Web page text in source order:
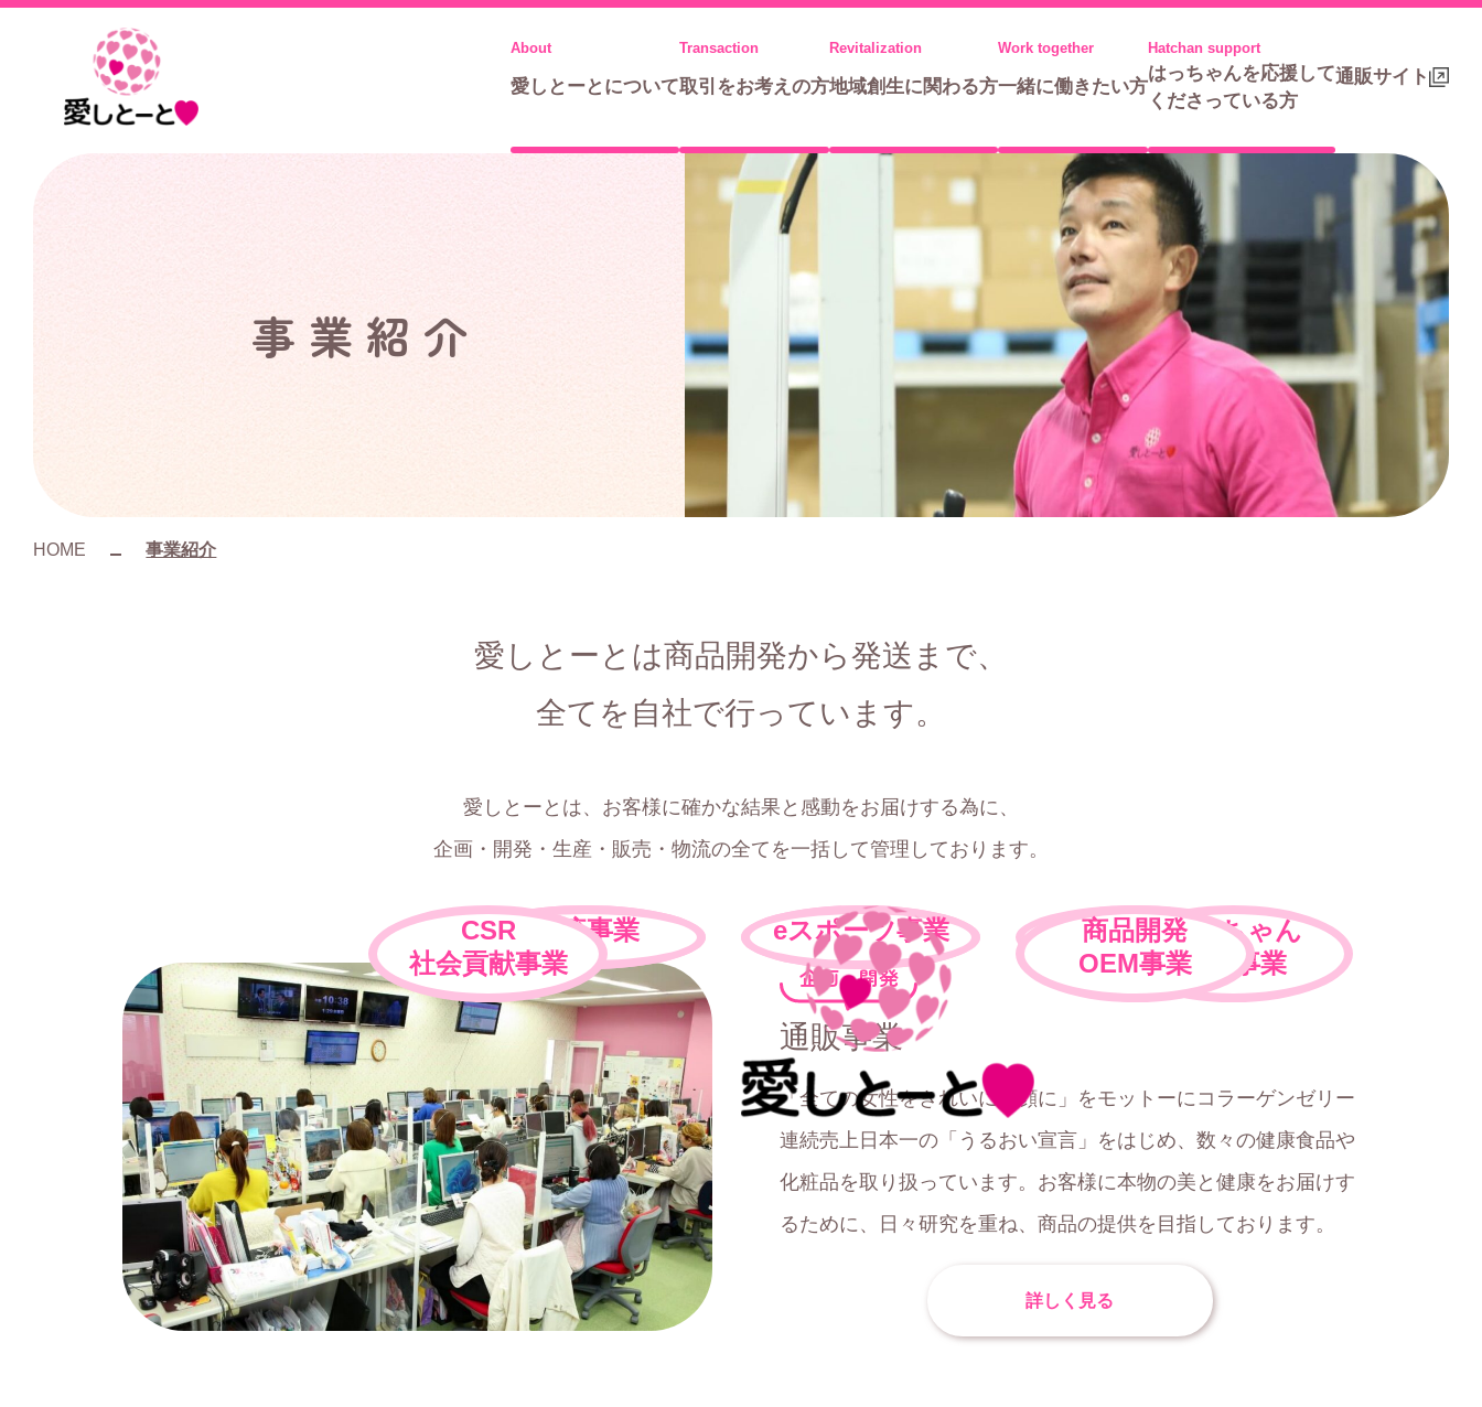
と
ー
愛しとーとについて取引をお考えの方地域創生に関わる方一緒に働きたい方
はっちゃんを応援して
くださっている方
通販サイト
事業紹介
HOME 事業紹介
愛しとーとは商品開発から発送まで、
全てを自社で行っています。
愛しとーとは、お客様に確かな結果と感動をお届けする為に、
企画・開発・生産・販売・物流の全てを一括して管理しております。
通販事業 海外通販事業 飲食事業はっちゃん
SNS事業
商品開発
OEM事業
eスポーツ事業
物流事業
CSR
社会貢献事業
通販事業
企画・開発
「全ての女性をきれいに笑顔に」をモットーにコラーゲンゼリー
連続売上日本一の「うるおい宣言」をはじめ、数々の健康食品や
化粧品を取り扱っています。お客様に本物の美と健康をお届けす
るために、日々研究を重ね、商品の提供を目指しております。
詳しく見る